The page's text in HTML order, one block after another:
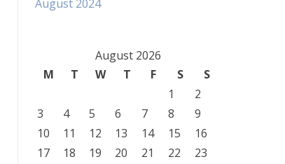
August 2024
August 2026
M
T W T F S
S
1
2
3
4 5 6 7 8
9
10
11 12 13 14 15
16
17
18 19 20 21 22
23